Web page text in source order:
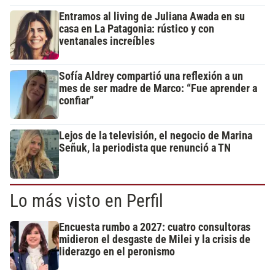
Entramos al living de Juliana Awada en su
casa en La Patagonia: rústico y con
ventanales increíbles
Sofía Aldrey compartió una reflexión a un
mes de ser madre de Marco: “Fue aprender a
confiar”
Lejos de la televisión, el negocio de Marina
Señuk, la periodista que renunció a TN
Lo más visto en Perfil
Encuesta rumbo a 2027: cuatro consultoras
midieron el desgaste de Milei y la crisis de
liderazgo en el peronismo